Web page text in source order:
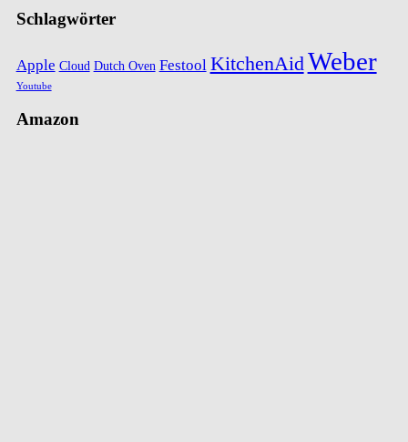
Schlagwörter
Apple Cloud Dutch Oven Festool KitchenAid Weber
Youtube
Amazon